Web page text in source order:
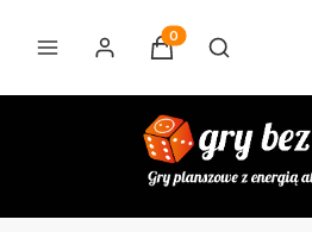
Produkty w
Otwórz